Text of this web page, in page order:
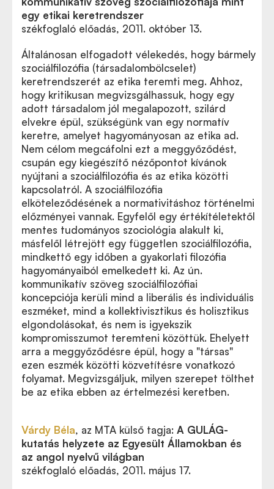
egy etikai keretrendszer
székfoglaló előadás, 2011. október 13.
Általánosan elfogadott vélekedés, hogy bármely
szociálfilozófia (társadalombölcselet)
keretrendszerét az etika teremti meg. Ahhoz,
hogy kritikusan megvizsgálhassuk, hogy egy
adott társadalom jól megalapozott, szilárd
elvekre épül, szükségünk van egy normatív
keretre, amelyet hagyományosan az etika ad.
Nem célom megcáfolni ezt a meggyőződést,
csupán egy kiegészítő nézőpontot kívánok
nyújtani a szociálfilozófia és az etika közötti
kapcsolatról. A szociálfilozófia
elköteleződésének a normativitáshoz történelmi
előzményei vannak. Egyfelől egy értékítéletektől
mentes tudományos szociológia alakult ki,
másfelől létrejött egy független szociálfilozófia,
mindkettő egy időben a gyakorlati filozófia
hagyományaiból emelkedett ki. Az ún.
kommunikatív szöveg szociálfilozófiai
koncepciója kerüli mind a liberális és individuális
eszméket, mind a kollektivisztikus és holisztikus
elgondolásokat, és nem is igyekszik
kompromisszumot teremteni közöttük. Ehelyett
arra a meggyőződésre épül, hogy a "társas"
ezen eszmék közötti közvetítésre vonatkozó
folyamat. Megvizsgáljuk, milyen szerepet tölthet
be az etika ebben az értelmezési keretben.
Várdy Béla, az MTA külső tagja: A GULÁG-
kutatás helyzete az Egyesült Államokban és
az angol nyelvű világban
székfoglaló előadás, 2011. május 17.